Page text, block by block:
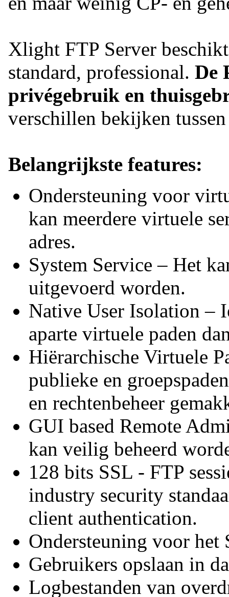
Xlight FTP Server
standard, professional. De
privégebruik en
verschillen bekijken
Belangrijkste features:
Ondersteuning voor
kan meerdere virtuele
adres.
System Service – Het
uitgevoerd worden.
Native User Isolation –
aparte virtuele paden
Hiërarchische Virtuele
publieke en
en rechtenbeheer
GUI based Remote
kan veilig beheerd
128 bits SSL - FTP
industry security
client authentication.
Ondersteuning voor
Gebruikers opslaan in
Logbestanden van